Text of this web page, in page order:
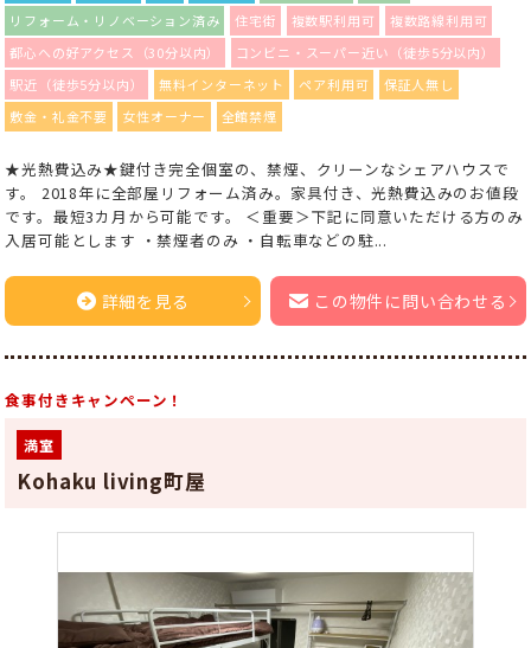
リフォーム・リノベーション済み
住宅街 複数駅利用可
複数路線利用可
都心への好アクセス（30分以内）
コンビニ・スーパー近い（徒歩5分以内）
駅近（徒歩5分以内）
無料インターネット ペア利用可
保証人無し
敷金・礼金不要
女性オーナー 全館禁煙
★光熱費込み★鍵付き完全個室の、禁煙、クリーンなシェアハウスで
す。 2018年に全部屋リフォーム済み。家具付き、光熱費込みのお値段
です。最短3カ月から可能です。 ＜重要＞下記に同意いただける方のみ
入居可能とします ・禁煙者のみ ・自転車などの駐...
詳細を見る この物件に問い合わせる
食事付きキャンペーン！
満室
Kohaku living町屋